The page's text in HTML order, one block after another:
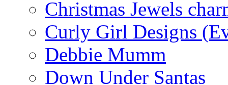
Christmas Jewels
Curly Girl Designs
Debbie Mumm
Down Under Santas